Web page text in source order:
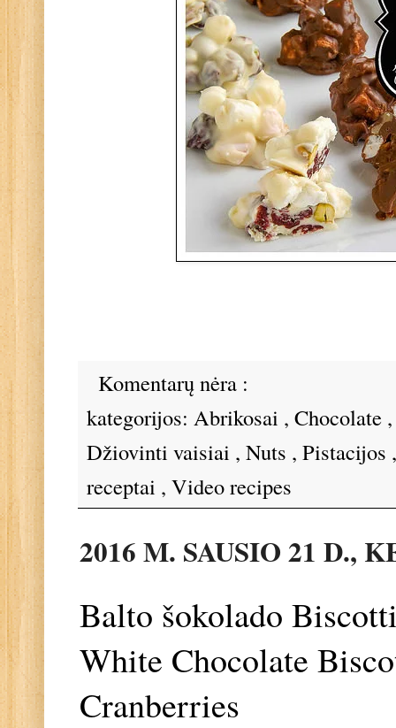
Komentarų nėra :
kategorijos: Abrikosai , Chocolate
Džiovinti vaisiai , Nuts , Pistacijos
receptai , Video recipes
2016 M. SAUSIO 21 D.,
Balto šokolado
White Chocolate
Cranberries